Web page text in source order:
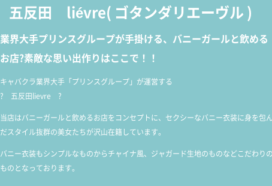
五反田 liévre( ゴタンダリエーヴル )
業界大手プリンスグループが手掛ける、バニーガールと飲める
お店?素敵な思い出作りはここで！！
キャバクラ業界大手「プリンスグループ」が運営する
? 五反田lievre ?
当店はバニーガールと飲めるお店をコンセプトに、セクシーなバニー衣装に身を包
だスタイル抜群の美女たちが沢山在籍しています。
バニー衣装もシンプルなものからチャイナ風、ジャガード生地のものなどこだわり
ものとなっております。